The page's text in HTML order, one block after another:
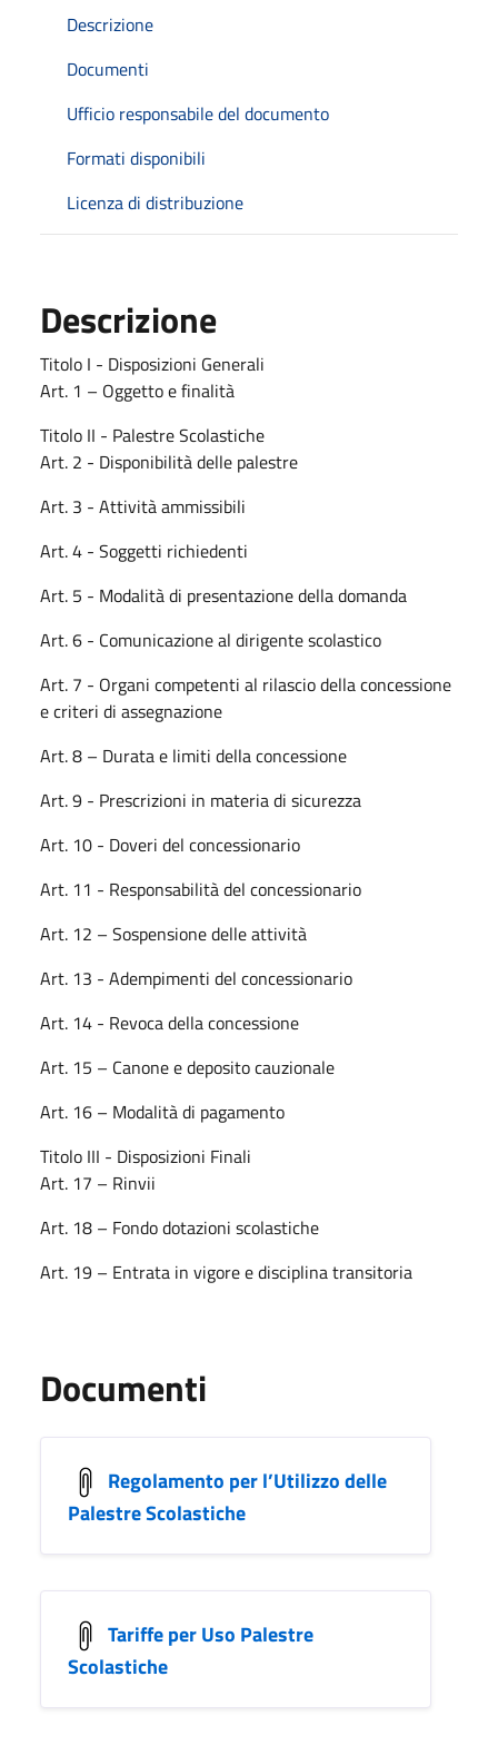
Descrizione
Documenti
Ufficio responsabile del documento
Formati disponibili
Licenza di distribuzione
Descrizione
Titolo I - Disposizioni Generali
Art. 1 – Oggetto e finalità
Titolo II - Palestre Scolastiche
Art. 2 - Disponibilità delle palestre
Art. 3 - Attività ammissibili
Art. 4 - Soggetti richiedenti
Art. 5 - Modalità di presentazione della domanda
Art. 6 - Comunicazione al dirigente scolastico
Art. 7 - Organi competenti al rilascio della concessione
e criteri di assegnazione
Art. 8 – Durata e limiti della concessione
Art. 9 - Prescrizioni in materia di sicurezza
Art. 10 - Doveri del concessionario
Art. 11 - Responsabilità del concessionario
Art. 12 – Sospensione delle attività
Art. 13 - Adempimenti del concessionario
Art. 14 - Revoca della concessione
Art. 15 – Canone e deposito cauzionale
Art. 16 – Modalità di pagamento
Titolo III - Disposizioni Finali
Art. 17 – Rinvii
Art. 18 – Fondo dotazioni scolastiche
Art. 19 – Entrata in vigore e disciplina transitoria
Documenti
Regolamento per l’Utilizzo delle
Palestre Scolastiche
Tariffe per Uso Palestre
Scolastiche